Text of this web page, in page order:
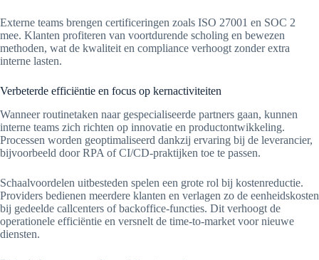
Externe teams brengen certificeringen zoals ISO 27001 en SOC 2
mee. Klanten profiteren van voortdurende scholing en bewezen
methoden, wat de kwaliteit en compliance verhoogt zonder extra
interne lasten.
Verbeterde efficiëntie en focus op kernactiviteiten
Wanneer routinetaken naar gespecialiseerde partners gaan, kunnen
interne teams zich richten op innovatie en productontwikkeling.
Processen worden geoptimaliseerd dankzij ervaring bij de leverancier,
bijvoorbeeld door RPA of CI/CD-praktijken toe te passen.
Schaalvoordelen uitbesteden spelen een grote rol bij kostenreductie.
Providers bedienen meerdere klanten en verlagen zo de eenheidskosten
bij gedeelde callcenters of backoffice-functies. Dit verhoogt de
operationele efficiëntie en versnelt de time-to-market voor nieuwe
diensten.